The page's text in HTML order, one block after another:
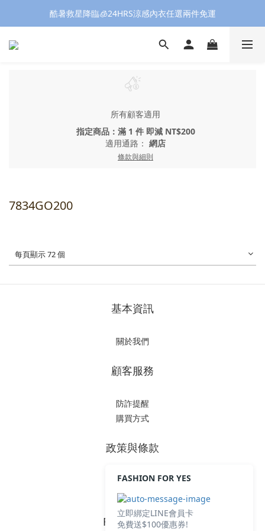
酷暑救星降臨🧊24HRS涼感內衣任選兩件免運
所有顧客適用
指定商品：滿 1 件 即減 NT$200
適用通路： 網店
條款與細則
7834GO200
每頁顯示 72 個
基本資訊
關於我們
顧客服務
防詐提醒
購買方式
政策與條款
隱私權政策
FOLLOW US
FASHION FOR YES
立即綁定LINE會員卡
免費送$100優惠券!